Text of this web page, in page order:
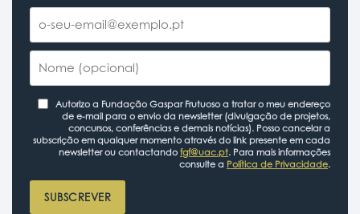
Autorizo a Fundação Gaspar Frutuoso a tratar o meu endereço
de e-mail para o envio da newsletter (divulgação de projetos,
concursos, conferências e demais notícias). Posso cancelar a
subscrição em qualquer momento através do link presente em cada
newsletter ou contactando fgf@uac.pt. Para mais informações
consulte a Política de Privacidade.
SUBSCREVER